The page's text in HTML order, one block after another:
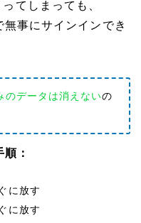
てしまっても、
事にサインインでき
のデータは消えないの
：
に放す
に放す